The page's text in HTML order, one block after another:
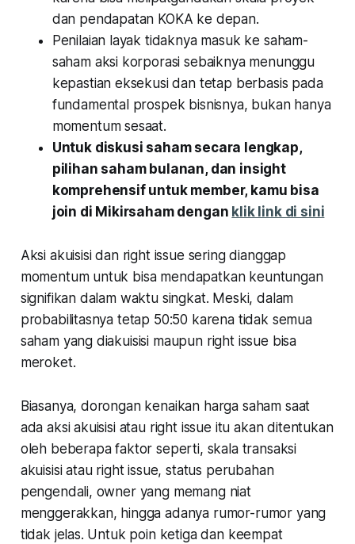
dan pendapatan KOKA ke depan.
Penilaian layak tidaknya masuk ke saham-
saham aksi korporasi sebaiknya menunggu
kepastian eksekusi dan tetap berbasis pada
fundamental prospek bisnisnya, bukan hanya
momentum sesaat.
Untuk diskusi saham secara lengkap,
pilihan saham bulanan, dan insight
komprehensif untuk member, kamu bisa
join di Mikirsaham dengan klik link di sini
Aksi akuisisi dan right issue sering dianggap
momentum untuk bisa mendapatkan keuntungan
signifikan dalam waktu singkat. Meski, dalam
probabilitasnya tetap 50:50 karena tidak semua
saham yang diakuisisi maupun right issue bisa
meroket.
Biasanya, dorongan kenaikan harga saham saat
ada aksi akuisisi atau right issue itu akan ditentukan
oleh beberapa faktor seperti, skala transaksi
akuisisi atau right issue, status perubahan
pengendali, owner yang memang niat
menggerakkan, hingga adanya rumor-rumor yang
tidak jelas. Untuk poin ketiga dan keempat